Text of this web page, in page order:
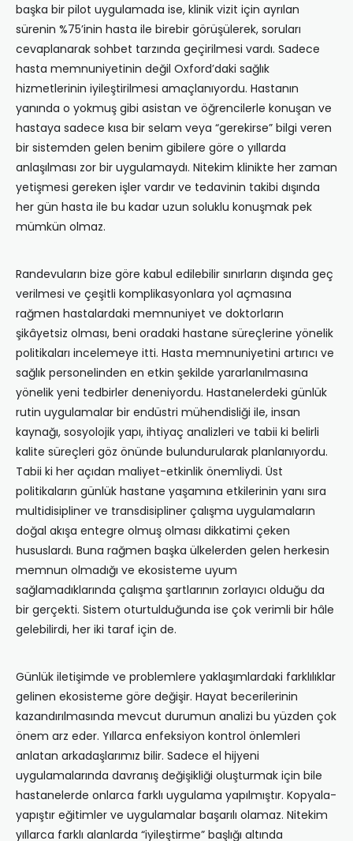
başka bir pilot uygulamada ise, klinik vizit için ayrılan
sürenin %75’inin hasta ile birebir görüşülerek, soruları
cevaplanarak sohbet tarzında geçirilmesi vardı. Sadece
hasta memnuniyetinin değil Oxford’daki sağlık
hizmetlerinin iyileştirilmesi amaçlanıyordu. Hastanın
yanında o yokmuş gibi asistan ve öğrencilerle konuşan ve
hastaya sadece kısa bir selam veya “gerekirse” bilgi veren
bir sistemden gelen benim gibilere göre o yıllarda
anlaşılması zor bir uygulamaydı. Nitekim klinikte her zaman
yetişmesi gereken işler vardır ve tedavinin takibi dışında
her gün hasta ile bu kadar uzun soluklu konuşmak pek
mümkün olmaz.
Randevuların bize göre kabul edilebilir sınırların dışında geç
verilmesi ve çeşitli komplikasyonlara yol açmasına
rağmen hastalardaki memnuniyet ve doktorların
şikâyetsiz olması, beni oradaki hastane süreçlerine yönelik
politikaları incelemeye itti. Hasta memnuniyetini artırıcı ve
sağlık personelinden en etkin şekilde yararlanılmasına
yönelik yeni tedbirler deneniyordu. Hastanelerdeki günlük
rutin uygulamalar bir endüstri mühendisliği ile, insan
kaynağı, sosyolojik yapı, ihtiyaç analizleri ve tabii ki belirli
kalite süreçleri göz önünde bulundurularak planlanıyordu.
Tabii ki her açıdan maliyet-etkinlik önemliydi. Üst
politikaların günlük hastane yaşamına etkilerinin yanı sıra
multidisipliner ve transdisipliner çalışma uygulamaların
doğal akışa entegre olmuş olması dikkatimi çeken
hususlardı. Buna rağmen başka ülkelerden gelen herkesin
memnun olmadığı ve ekosisteme uyum
sağlamadıklarında çalışma şartlarının zorlayıcı olduğu da
bir gerçekti. Sistem oturtulduğunda ise çok verimli bir hâle
gelebilirdi, her iki taraf için de.
Günlük iletişimde ve problemlere yaklaşımlardaki farklılıklar
gelinen ekosisteme göre değişir. Hayat becerilerinin
kazandırılmasında mevcut durumun analizi bu yüzden çok
önem arz eder. Yıllarca enfeksiyon kontrol önlemleri
anlatan arkadaşlarımız bilir. Sadece el hijyeni
uygulamalarında davranış değişikliği oluşturmak için bile
hastanelerde onlarca farklı uygulama yapılmıştır. Kopyala-
yapıştır eğitimler ve uygulamalar başarılı olamaz. Nitekim
yıllarca farklı alanlarda “iyileştirme” başlığı altında